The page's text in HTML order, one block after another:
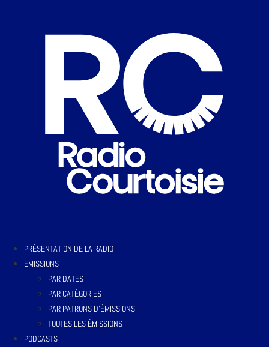
PRÉSENTATION DE LA RADIO
EMISSIONS
PAR DATES
PAR CATÉGORIES
PAR PATRONS D’ÉMISSIONS
TOUTES LES ÉMISSIONS
PODCASTS